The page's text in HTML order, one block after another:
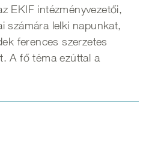
EKIF intézményvezetői,
számára lelki napunkat,
ferences szerzetes
A fő téma ezúttal a